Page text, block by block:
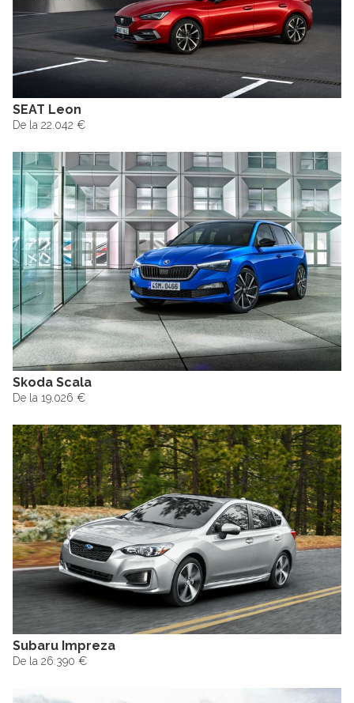
SEAT Leon
De la 22.042 €
Skoda Scala
De la 19.026 €
Subaru Impreza
De la 26.390 €